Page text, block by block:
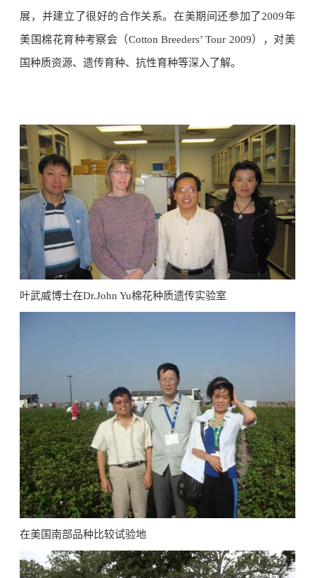
展，并建立了很好的合作关系。在美期间还参加了2009年
美国棉花育种考察会（Cotton Breeders’ Tour 2009），对美
国种质资源、遗传育种、抗性育种等深入了解。
叶武威博士在Dr.John Yu棉花种质遗传实验室
在美国南部品种比较试验地